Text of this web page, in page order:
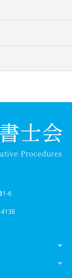
1-6

